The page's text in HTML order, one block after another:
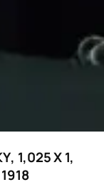
, 1,025 X 1,